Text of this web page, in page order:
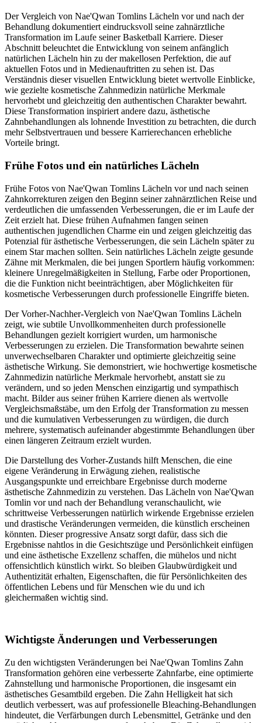
Der Vergleich von Nae'Qwan Tomlins Lächeln vor und nach der
Behandlung dokumentiert eindrucksvoll seine zahnärztliche
Transformation im Laufe seiner Basketball Karriere. Dieser
Abschnitt beleuchtet die Entwicklung von seinem anfänglich
natürlichen Lächeln hin zu der makellosen Perfektion, die auf
aktuellen Fotos und in Medienauftritten zu sehen ist. Das
Verständnis dieser visuellen Entwicklung bietet wertvolle Einblicke,
wie gezielte kosmetische Zahnmedizin natürliche Merkmale
hervorhebt und gleichzeitig den authentischen Charakter bewahrt.
Diese Transformation inspiriert andere dazu, ästhetische
Zahnbehandlungen als lohnende Investition zu betrachten, die durch
mehr Selbstvertrauen und bessere Karrierechancen erhebliche
Vorteile bringt.
Frühe Fotos und ein natürliches Lächeln
Frühe Fotos von Nae'Qwan Tomlins Lächeln vor und nach seinen
Zahnkorrekturen zeigen den Beginn seiner zahnärztlichen Reise und
verdeutlichen die umfassenden Verbesserungen, die er im Laufe der
Zeit erzielt hat. Diese frühen Aufnahmen fangen seinen
authentischen jugendlichen Charme ein und zeigen gleichzeitig das
Potenzial für ästhetische Verbesserungen, die sein Lächeln später zu
einem Star machen sollten. Sein natürliches Lächeln zeigte gesunde
Zähne mit Merkmalen, die bei jungen Sportlern häufig vorkommen:
kleinere Unregelmäßigkeiten in Stellung, Farbe oder Proportionen,
die die Funktion nicht beeinträchtigen, aber Möglichkeiten für
kosmetische Verbesserungen durch professionelle Eingriffe bieten.
Der Vorher-Nachher-Vergleich von Nae'Qwan Tomlins Lächeln
zeigt, wie subtile Unvollkommenheiten durch professionelle
Behandlungen gezielt korrigiert wurden, um harmonische
Verbesserungen zu erzielen. Die Transformation bewahrte seinen
unverwechselbaren Charakter und optimierte gleichzeitig seine
ästhetische Wirkung. Sie demonstriert, wie hochwertige kosmetische
Zahnmedizin natürliche Merkmale hervorhebt, anstatt sie zu
verändern, und so jeden Menschen einzigartig und sympathisch
macht. Bilder aus seiner frühen Karriere dienen als wertvolle
Vergleichsmaßstäbe, um den Erfolg der Transformation zu messen
und die kumulativen Verbesserungen zu würdigen, die durch
mehrere, systematisch aufeinander abgestimmte Behandlungen über
einen längeren Zeitraum erzielt wurden.
Die Darstellung des Vorher-Zustands hilft Menschen, die eine
eigene Veränderung in Erwägung ziehen, realistische
Ausgangspunkte und erreichbare Ergebnisse durch moderne
ästhetische Zahnmedizin zu verstehen. Das Lächeln von Nae'Qwan
Tomlin vor und nach der Behandlung veranschaulicht, wie
schrittweise Verbesserungen natürlich wirkende Ergebnisse erzielen
und drastische Veränderungen vermeiden, die künstlich erscheinen
könnten. Dieser progressive Ansatz sorgt dafür, dass sich die
Ergebnisse nahtlos in die Gesichtszüge und Persönlichkeit einfügen
und eine ästhetische Exzellenz schaffen, die mühelos und nicht
offensichtlich künstlich wirkt. So bleiben Glaubwürdigkeit und
Authentizität erhalten, Eigenschaften, die für Persönlichkeiten des
öffentlichen Lebens und für Menschen wie du und ich
gleichermaßen wichtig sind.
Wichtigste Änderungen und Verbesserungen
Zu den wichtigsten Veränderungen bei Nae'Qwan Tomlins Zahn
Transformation gehören eine verbesserte Zahnfarbe, eine optimierte
Zahnstellung und harmonische Proportionen, die insgesamt ein
ästhetisches Gesamtbild ergeben. Die Zahn Helligkeit hat sich
deutlich verbessert, was auf professionelle Bleaching-Behandlungen
hindeutet, die Verfärbungen durch Lebensmittel, Getränke und den